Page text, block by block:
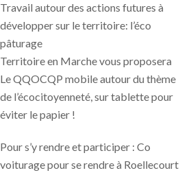
Travail autour des actions futures à
développer sur le territoire: l’éco
pâturage
Territoire en Marche vous proposera
Le QQOCQP mobile autour du thème
de l’écocitoyenneté, sur tablette pour
éviter le papier !
Pour s’y rendre et participer : Co
voiturage pour se rendre à Roellecourt